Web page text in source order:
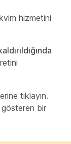
hizmetini
tıklayın.
bir